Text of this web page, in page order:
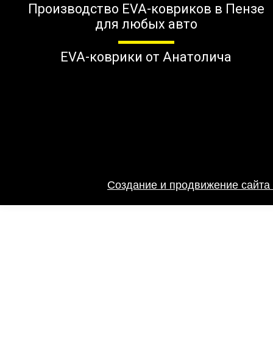
Производство EVA-ковриков в Пензе
для любых авто
EVA-коврики от Анатолича
Создание и продвижение